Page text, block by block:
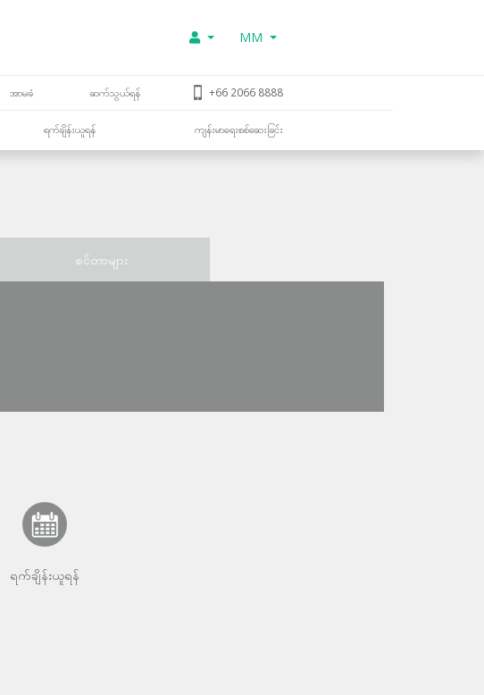
MM
အာမခံ ဆက်သွယ်ရန် +66 2066 8888
ရက်ချိန်းယူရန် ကျန်းမာရေးစစ်ဆေးခြင်း
စင်တာများ
ရက်ချိန်းယူရန်